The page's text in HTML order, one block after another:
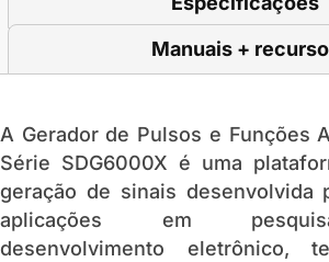
Manuais +
A Gerador de Pulsos e Funções
Série SDG6000X é uma
geração de sinais desenvolvida
aplicações em
desenvolvimento eletrônico,